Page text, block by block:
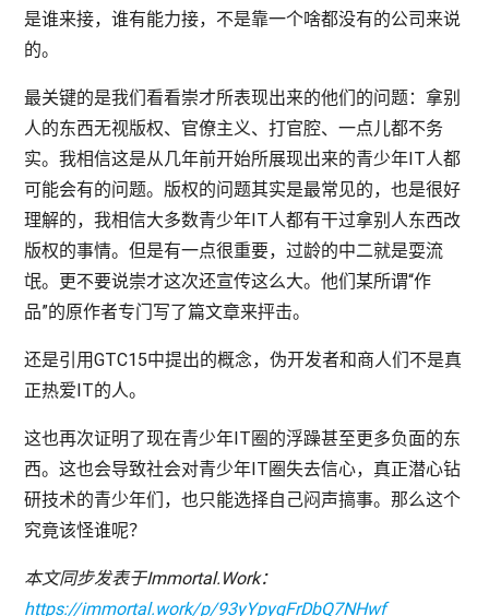
是谁来接，谁有能力接，不是靠一个啥都没有的公司来说
的。
最关键的是我们看看崇才所表现出来的他们的问题：拿别
人的东西无视版权、官僚主义、打官腔、一点儿都不务
实。我相信这是从几年前开始所展现出来的青少年IT人都
可能会有的问题。版权的问题其实是最常见的，也是很好
理解的，我相信大多数青少年IT人都有干过拿别人东西改
版权的事情。但是有一点很重要，过龄的中二就是耍流
氓。更不要说崇才这次还宣传这么大。他们某所谓“作
品”的原作者专门写了篇文章来抨击。
还是引用GTC15中提出的概念，伪开发者和商人们不是真
正热爱IT的人。
这也再次证明了现在青少年IT圈的浮躁甚至更多负面的东
西。这也会导致社会对青少年IT圈失去信心，真正潜心钻
研技术的青少年们，也只能选择自己闷声搞事。那么这个
究竟该怪谁呢？
本文同步发表于Immortal.Work：
https://immortal.work/p/93yYpyqFrDbQ7NHwf